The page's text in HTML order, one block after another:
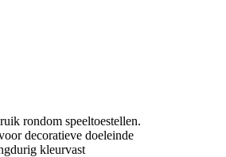
rondom speeltoestellen.
decoratieve doeleinde
kleurvast